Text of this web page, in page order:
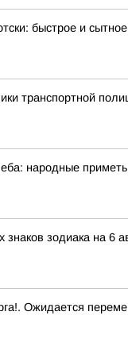
быстрое и
транспортной
народные
знаков зодиака на 6
Ожидается